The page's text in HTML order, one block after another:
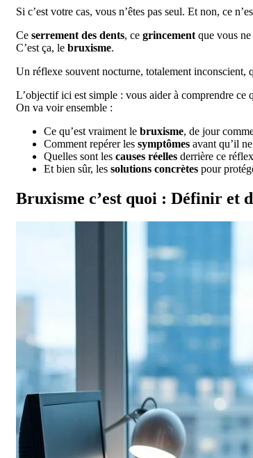
Si c’est votre cas, vous n’êtes pas seul. Et non, ce
Ce serrement des dents, ce grincement que vous
C’est ça, le bruxisme.
Un réflexe souvent nocturne, totalement inconscient,
L’objectif ici est simple : vous aider à comprendre ce
On va voir ensemble :
Ce qu’est vraiment le bruxisme, de jour
Comment repérer les symptômes avant qu’il
Quelles sont les causes réelles derrière ce
Et bien sûr, les solutions concrètes pour
Bruxisme c’est quoi : Définir et